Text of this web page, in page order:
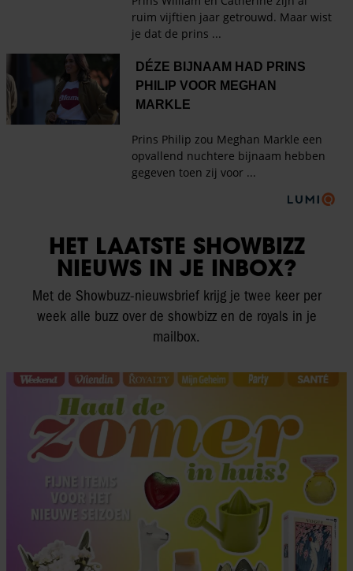
HET LAATSTE SHOWBIZZ
NIEUWS IN JE INBOX?
Met de Showbuzz-nieuwsbrief krijg je twee keer per
week alle buzz over de showbizz en de royals in je
mailbox.